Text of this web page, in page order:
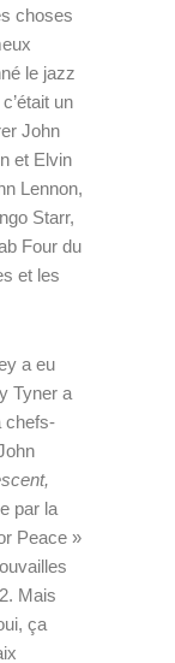
choses
le jazz
un
John
et Elvin
Lennon,
Starr,
Four du
et les
a eu
Tyner a
chefs-
par la
Peace »
Mais
ça